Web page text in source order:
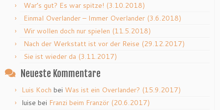
War’s gut? Es war spitze! (3.10.2018)
Einmal Overlander – Immer Overlander (3.6.2018)
Wir wollen doch nur spielen (11.5.2018)
Nach der Werkstatt ist vor der Reise (29.12.2017)
Sie ist wieder da (3.11.2017)
Neueste Kommentare
Luis Koch bei Was ist ein Overlander? (15.9.2017)
luise bei Franzi beim Franzör (20.6.2017)